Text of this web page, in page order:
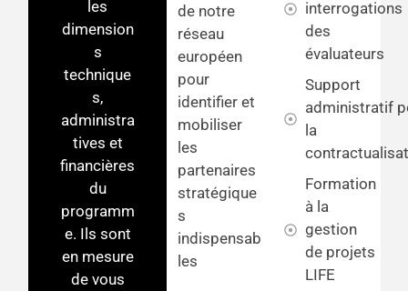
les
dimension
s
technique
s,
administra
tives et
financières
du
programm
e. Ils sont
en mesure
de vous
de notre
réseau
européen
pour
identifier et
mobiliser
les
partenaires
stratégique
s
indispensab
les
interrogations
des
évaluateurs
Support
administratif
la
Formation
à la
gestion
de projets
LIFE